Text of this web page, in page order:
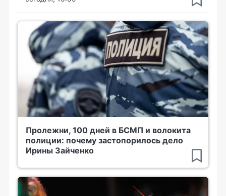
Пролежни, 100 дней в БСМП и волокита
полиции: почему застопорилось дело
Ирины Зайченко